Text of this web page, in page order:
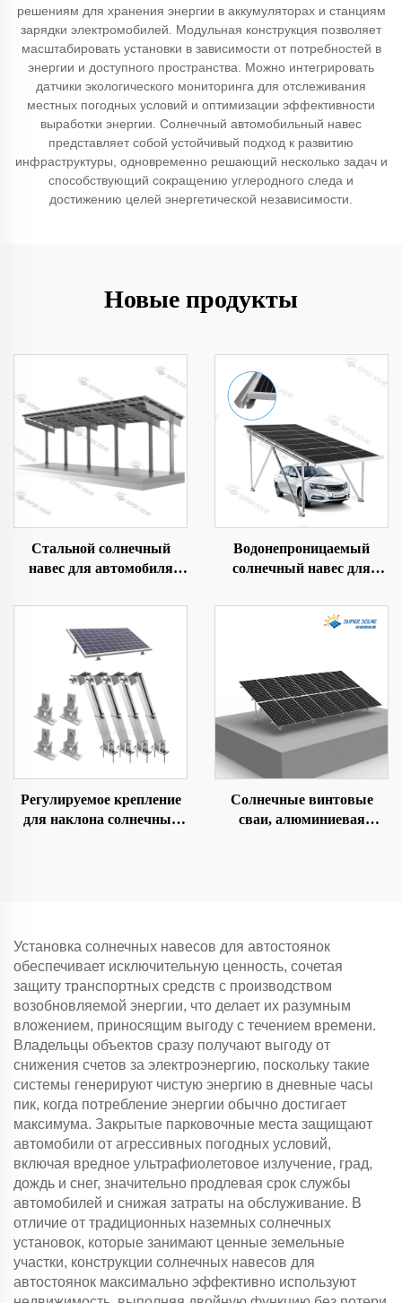
решениям для хранения энергии в аккумуляторах и станциям
зарядки электромобилей. Модульная конструкция позволяет
масштабировать установки в зависимости от потребностей в
энергии и доступного пространства. Можно интегрировать
датчики экологического мониторинга для отслеживания
местных погодных условий и оптимизации эффективности
выработки энергии. Солнечный автомобильный навес
представляет собой устойчивый подход к развитию
инфраструктуры, одновременно решающий несколько задач и
способствующий сокращению углеродного следа и
достижению целей энергетической независимости.
Новые продукты
Стальной солнечный
навес для автомобиля
Водонепроницаемый
солнечный навес для
Регулируемое крепление
для наклона солнечных
Солнечные винтовые
сваи, алюминиевая
Установка солнечных навесов для автостоянок
обеспечивает исключительную ценность, сочетая
защиту транспортных средств с производством
возобновляемой энергии, что делает их разумным
вложением, приносящим выгоду с течением времени.
Владельцы объектов сразу получают выгоду от
снижения счетов за электроэнергию, поскольку такие
системы генерируют чистую энергию в дневные часы
пик, когда потребление энергии обычно достигает
максимума. Закрытые парковочные места защищают
автомобили от агрессивных погодных условий,
включая вредное ультрафиолетовое излучение, град,
дождь и снег, значительно продлевая срок службы
автомобилей и снижая затраты на обслуживание. В
отличие от традиционных наземных солнечных
установок, которые занимают ценные земельные
участки, конструкции солнечных навесов для
автостоянок максимально эффективно используют